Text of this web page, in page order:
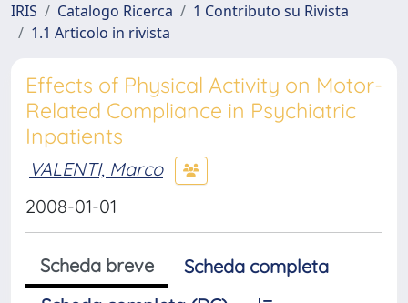
IRIS Catalogo Ricerca
1 Contributo su Rivista
1.1 Articolo in rivista
Effects of Physical Activity on Motor-
Related Compliance in Psychiatric
Inpatients
VALENTI, Marco
2008-01-01
Scheda breve
Scheda completa